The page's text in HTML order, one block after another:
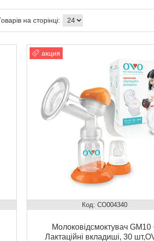
акция
CO004340
Молоковідсмоктувач GM10
Лактаційні вкладиші, 30